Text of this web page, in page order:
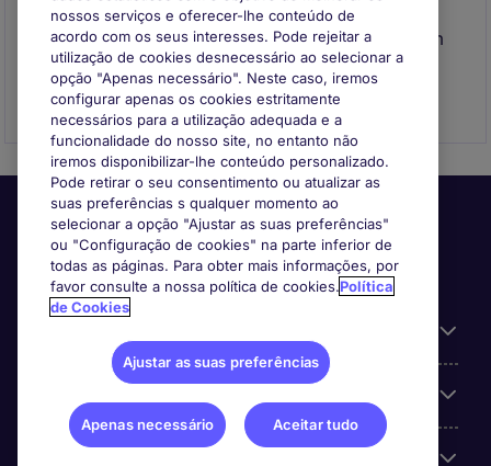
Envie o seu CV para se registar e entraremos em
contacto consigo quando surgir uma
oportunidade que se adeque ao seu perfil
nossos serviços e oferecer-lhe conteúdo de
acordo com os seus interesses. Pode rejeitar a
utilização de cookies desnecessário ao selecionar a
opção "Apenas necessário". Neste caso, iremos
configurar apenas os cookies estritamente
necessários para a utilização adequada e a
funcionalidade do nosso site, no entanto não
iremos disponibilizar-lhe conteúdo personalizado.
Pode retirar o seu consentimento ou atualizar as
suas preferências s qualquer momento ao
selecionar a opção "Ajustar as suas preferências"
ou "Configuração de cookies" na parte inferior de
todas as páginas. Para obter mais informações, por
favor consulte a nossa política de cookies.Política
de Cookies
Ajustar as suas preferências
Apenas necessário Aceitar tudo